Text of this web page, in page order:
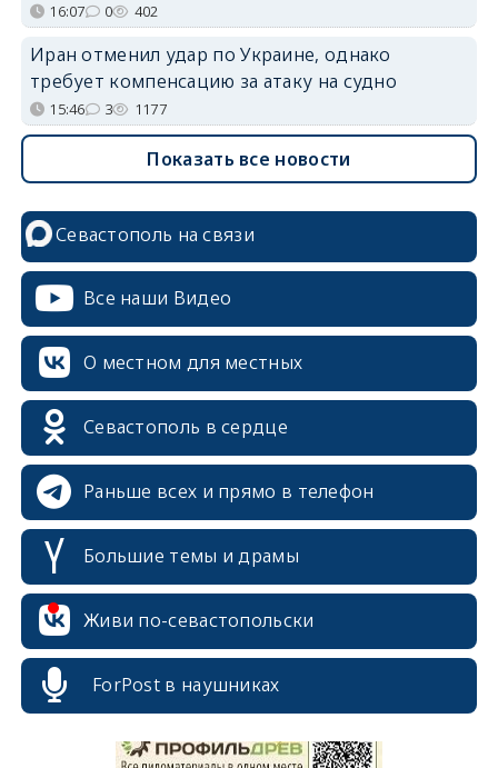
16:07 0 402
Иран отменил удар по Украине, однако
требует компенсацию за атаку на судно
15:46 3 1177
Показать все новости
Севастополь на связи
Все наши Видео
О местном для местных
Севастополь в сердце
Раньше всех и прямо в телефон
Большие темы и драмы
Живи по-севастопольски
ForPost в наушниках
erid: 2SDnjcrDNw6